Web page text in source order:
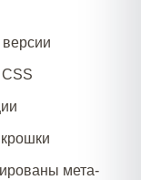
мета-